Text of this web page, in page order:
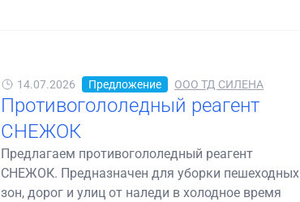
14.07.2026 Предложение ООО ТД СИЛЕНА
Противогололедный реагент
СНЕЖОК
Предлагаем противогололедный реагент
СНЕЖОК. Предназначен для уборки пешеходных
зон, дорог и улиц от наледи в холодное время